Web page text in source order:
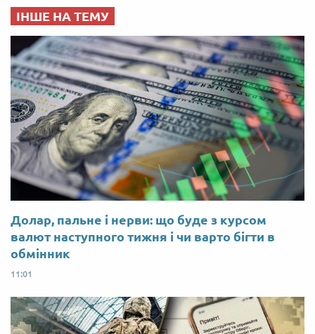
ІНШЕ НА ТЕМУ
Долар, пальне і нерви: що буде з курсом
валют наступного тижня і чи варто бігти в
обмінник
11:01